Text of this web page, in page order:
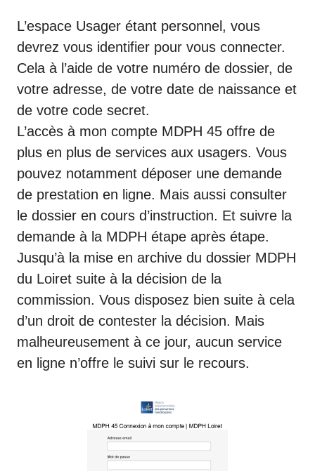
L’espace Usager étant personnel, vous
devrez vous identifier pour vous connecter.
Cela à l’aide de votre numéro de dossier, de
votre adresse, de votre date de naissance et
de votre code secret.
L’accès à mon compte MDPH 45 offre de
plus en plus de services aux usagers. Vous
pouvez notamment déposer une demande
de prestation en ligne. Mais aussi consulter
le dossier en cours d’instruction. Et suivre la
demande à la MDPH étape après étape.
Jusqu’à la mise en archive du dossier MDPH
du Loiret suite à la décision de la
commission. Vous disposez bien suite à cela
d’un droit de contester la décision. Mais
malheureusement à ce jour, aucun service
en ligne n’offre le suivi sur le recours.